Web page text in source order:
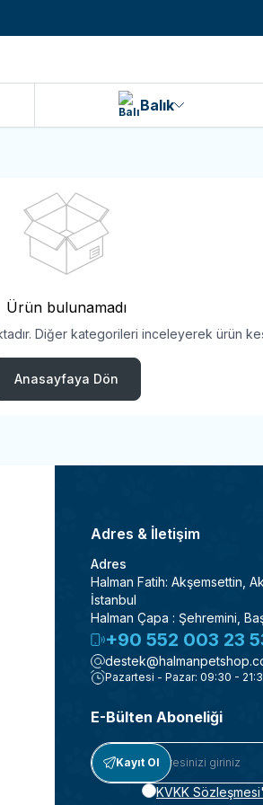
Balık
Ürün bulunamadı
Diğer kategorileri inceleyerek ürün
Anasayfaya Dön
Adres & İletişim
Adres
Halman Fatih: Akşemsettin,
İstanbul
Halman Çapa : Şehremini,
+90 552 003 23
Pazartesi - Pazar: 09:30 -
E-Bülten Aboneliği
Kayıt Ol
KVKK